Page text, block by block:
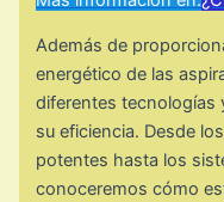
Además de
energético de las
diferentes tecnologías
su eficiencia. Desde
potentes hasta los
conoceremos cómo